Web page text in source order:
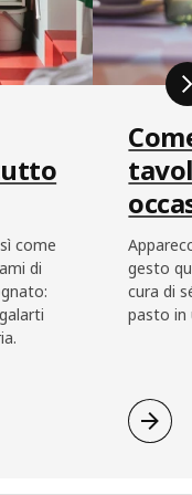
come
di
gesto
cura di
pasto in